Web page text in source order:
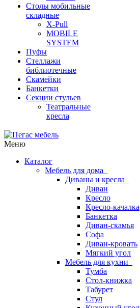
Столы мобильные
складные
X-Pull
MOBILE
SYSTEM
Пуфы
Стеллажи
библиотечные
Скамейки
Банкетки
Секции стульев
Театральные
кресла
Меню
Каталог
Мебель для дома
Диваны и кресла
Диван
Кресло
Кресло-качалка
Банкетка
Диван-скамья
Софа
Диван-кровать
Мягкий угол
Мебель для кухни
Тумба
Стол-книжка
Табурет
Стул